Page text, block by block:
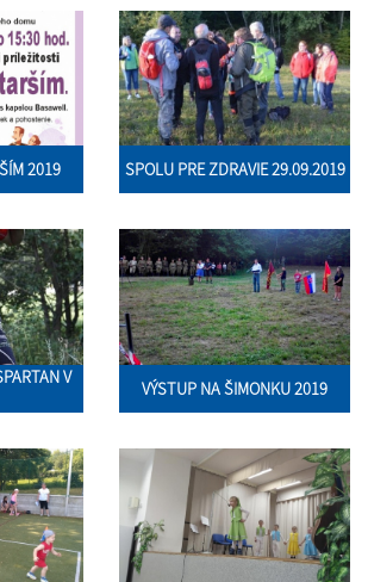
2019 SPOLU PRE ZDRAVIE 29.09.2019
V
VÝSTUP NA ŠIMONKU 2019